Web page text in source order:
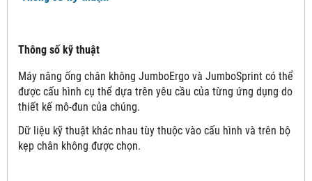
Thông số kỹ thuật
Máy nâng ống chân không JumboErgo và JumboSprint có thể
được cấu hình cụ thể dựa trên yêu cầu của từng ứng dụng do
thiết kế mô-đun của chúng.
Dữ liệu kỹ thuật khác nhau tùy thuộc vào cấu hình và trên bộ
kẹp chân không được chọn.